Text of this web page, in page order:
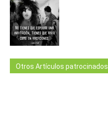
Otros Artículos patrocinados